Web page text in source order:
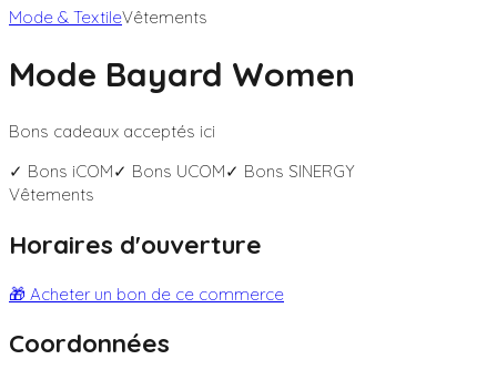
Mode & TextileVêtements
Mode Bayard Women
Bons cadeaux acceptés ici
✓ Bons iCOM✓ Bons UCOM✓ Bons SINERGY
Vêtements
Horaires d'ouverture
🎁 Acheter un bon de ce commerce
Coordonnées